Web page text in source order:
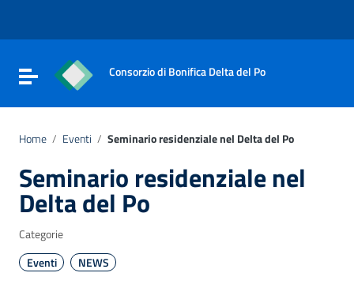
Vai al footer
Attiva / disattiva la navigazione
Consorzio di Bonifica Delta del Po
Home / Eventi / Seminario residenziale nel Delta del Po
Seminario residenziale nel
Delta del Po
Categorie
Eventi
NEWS